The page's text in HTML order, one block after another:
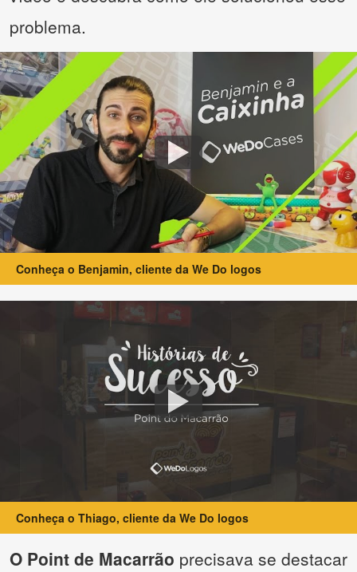
problema.
Conheça o Benjamin, cliente da We Do logos
Conheça o Thiago, cliente da We Do logos
O Point de Macarrão precisava se destacar